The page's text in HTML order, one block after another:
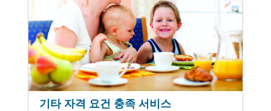
기타 자격 요건 충족 서비스